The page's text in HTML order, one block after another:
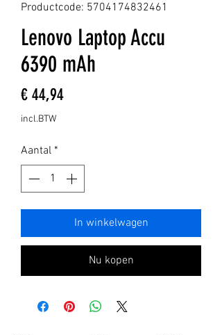
Productcode: 5704174832461
Lenovo Laptop Accu
6390 mAh
€ 44,94Prijs
incl.BTW
Aantal *
In winkelwagen
Nu kopen